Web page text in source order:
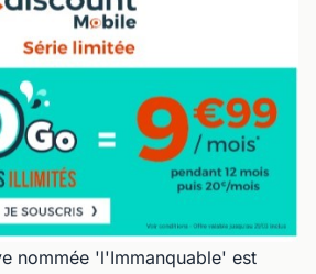
nommée 'l'Immanquable' est